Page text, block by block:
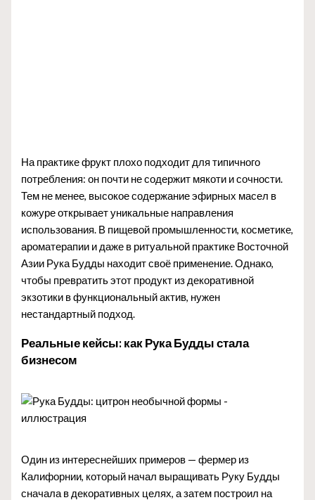
На практике фрукт плохо подходит для типичного
потребления: он почти не содержит мякоти и сочности.
Тем не менее, высокое содержание эфирных масел в
кожуре открывает уникальные направления
использования. В пищевой промышленности, косметике,
ароматерапии и даже в ритуальной практике Восточной
Азии Рука Будды находит своё применение. Однако,
чтобы превратить этот продукт из декоративной
экзотики в функциональный актив, нужен
нестандартный подход.
Реальные кейсы: как Рука Будды стала
бизнесом
Один из интереснейших примеров — фермер из
Калифорнии, который начал выращивать Руку Будды
сначала в декоративных целях, а затем построил на